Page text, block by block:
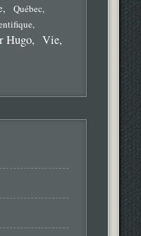
Québec
Hugo Vie